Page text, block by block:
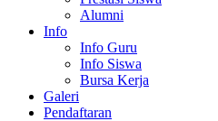
Alumni
Info
Info Guru
Info Siswa
Bursa Kerja
Galeri
Pendaftaran